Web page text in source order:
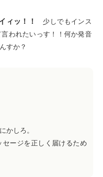
ッ！！
少しでもインス
言われたいっす！！何か発音
すか？
かしろ。
ージを正しく届けるため